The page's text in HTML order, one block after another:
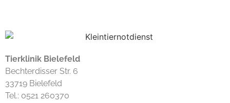
Tierklinik Bielefeld
Bechterdisser Str. 6
33719 Bielefeld
Tel.: 0521 260370